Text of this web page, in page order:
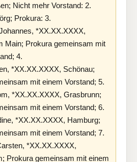
Nicht mehr Vorstand: 2.
Prokura: 3.
*XX.XX.XXXX,
Main; Prokura gemeinsam mit
4.
*XX.XX.XXXX, Schönau;
mit einem Vorstand; 5.
*XX.XX.XXXX, Grasbrunn;
mit einem Vorstand; 6.
*XX.XX.XXXX, Hamburg;
mit einem Vorstand; 7.
*XX.XX.XXXX,
Prokura gemeinsam mit einem